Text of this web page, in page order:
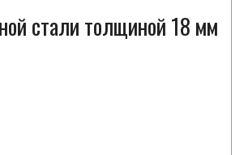
стали толщиной 18 мм